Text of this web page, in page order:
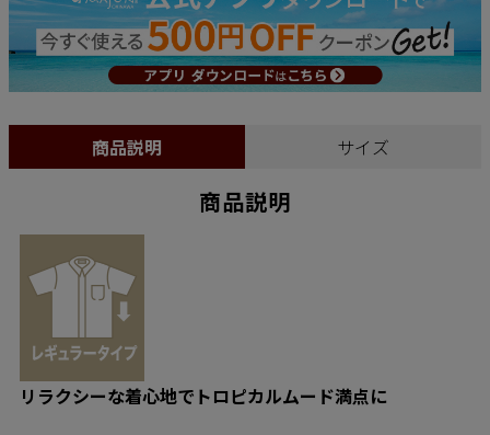
商品説明 サイズ
商品説明
リラクシーな着心地でトロピカルムード満点に